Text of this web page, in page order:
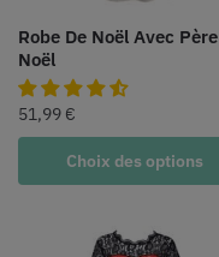
Robe De Noël Avec Père
Noël
51,99 €
Choix des options